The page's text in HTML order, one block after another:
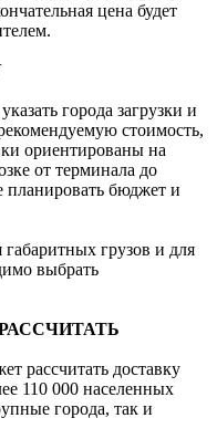
цена будет
города загрузки и
стоимость,
ориентированы на
от терминала до
планировать бюджет и
габаритных грузов и для
выбрать
рассчитать доставку
110 000 населенных
города, так и